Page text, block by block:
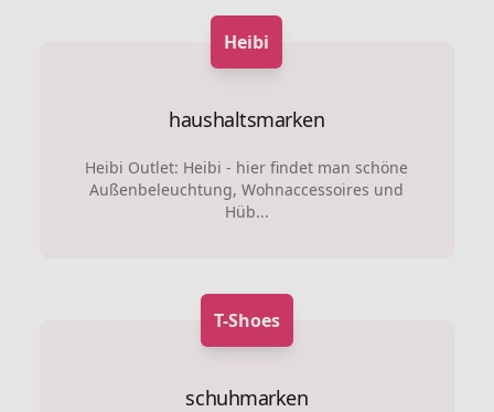
Heibi
haushaltsmarken
Heibi Outlet: Heibi - hier findet man schöne
Außenbeleuchtung, Wohnaccessoires und
Hüb...
T-Shoes
schuhmarken